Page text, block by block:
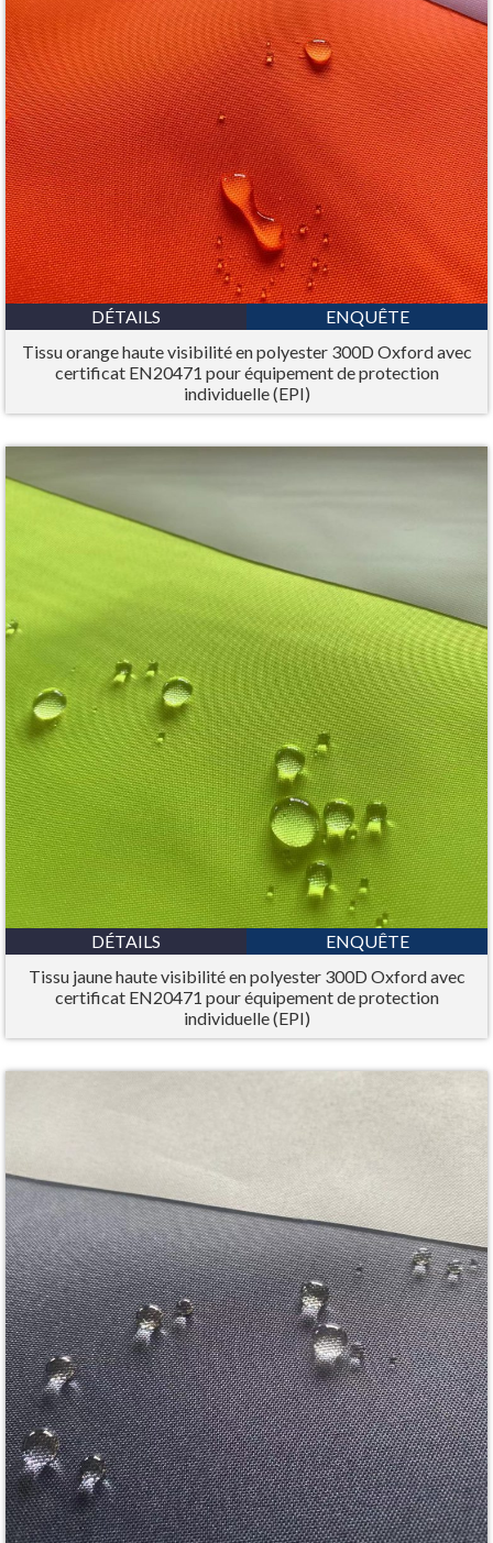
DÉTAILS
ENQUÊTE
Tissu orange haute visibilité en polyester 300D Oxford avec
certificat EN20471 pour équipement de protection
individuelle (EPI)
DÉTAILS
ENQUÊTE
Tissu jaune haute visibilité en polyester 300D Oxford avec
certificat EN20471 pour équipement de protection
individuelle (EPI)